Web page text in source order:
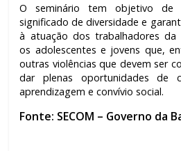
O seminário tem objetivo de
significado de diversidade e
à atuação dos trabalhadores da
os adolescentes e jovens que,
outras violências que devem ser
dar plenas oportunidades de
aprendizagem e convívio social.
Fonte: SECOM – Governo da